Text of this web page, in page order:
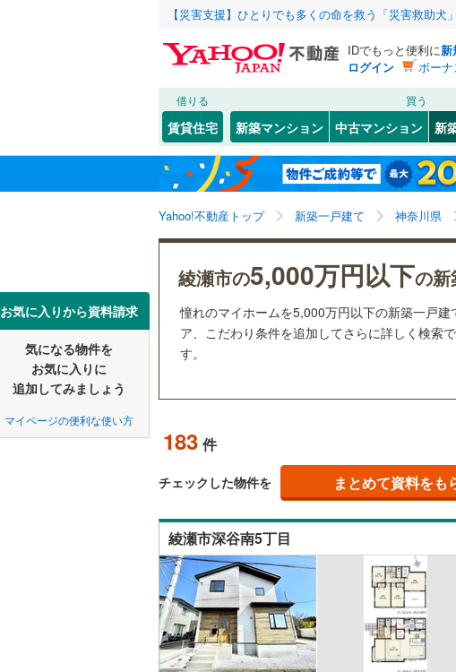
【災害支援】ひとりでも多くの命を救う「災害救助犬
IDでもっと便利に新
ログイン
ボー
借りる
賃貸住宅
買う
新築マンション 中古マンション 新
Yahoo!不動産トップ 新築一戸建て 神奈川県
お気に入りから資料請求
気になる物件を
お気に入りに
追加してみましょう
マイページの便利な使い方
綾瀬市の5,000万円以下の新
憧れのマイホームを5,000万円以下の新築一戸
ア、こだわり条件を追加してさらに詳しく検索
す。
183 件
チェックした物件を まとめて資料をも
綾瀬市深谷南5丁目
北海道 北海道
東北 青森 岩
関東 東京 神
新潟
東海 愛知 岐
中国 鳥取 島
四国
福岡 佐
該当物件0件
川崎市 川崎区(15)
高津区(22)
麻生区
58)
横浜市 鶴見区(60)
中区(15)
磯子区(39 )
相模原市 緑区(113)
神奈川県のその
ほかの地域
藤沢市(154)
逗子市(11)
厚木市(159)
該当物件0件
大上(6)
寺尾釜田(28)
寺尾西
7)
早川( 17)
吉岡東 (4 )
落合北(1
該当物件0件
JR
湘南新宿ライン（
(0)
南武線(0)
中央本線（JR東日
御殿場線 (0)
地下鉄 横浜市営地下鉄ブル
小田急多摩線(0)
東急新横浜線(0)
京急逗子線(0)
横浜高速鉄道みなと
箱根登山鉄道(0
該当物件0件
該当物件0件
こだわり条件 設備
床暖房（10）
駐車場2台以上（
ＴＶモニタ付イン
（157）
配置、向き、建ち方
前道6m以上 （35
LD
（149）
）
長期優良住宅（
該当物件0件
この